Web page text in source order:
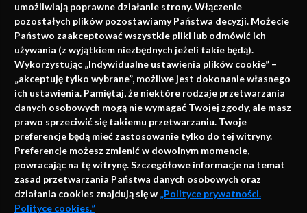
umożliwiają poprawne działanie strony. Włączenie
pozostałych plików pozostawiamy Państwa decyzji. Możecie
Państwo zaakceptować wszystkie pliki lub odmówić ich
używania (z wyjątkiem niezbędnych jeżeli takie będą).
Wykorzystując „Indywidualne ustawienia plików cookie” –
„akceptuję tylko wybrane”, możliwe jest dokonanie własnego
ich ustawienia. Pamiętaj, że niektóre rodzaje przetwarzania
danych osobowych mogą nie wymagać Twojej zgody, ale masz
prawo sprzeciwić się takiemu przetwarzaniu. Twoje
preferencje będą mieć zastosowanie tylko do tej witryny.
Preferencje możesz zmienić w dowolnym momencie,
powracając na tę witrynę. Szczegółowe informacje na temat
zasad przetwarzania Państwa danych osobowych oraz
działania cookies znajdują się w „Polityce prywatności.
Polityce cookies.”
Napisz do nas
info@faktymedyczne.pl
ul. Towarowa 2
43-460 Wisła
Redakcja medyczna:
ul. Wolności 338b